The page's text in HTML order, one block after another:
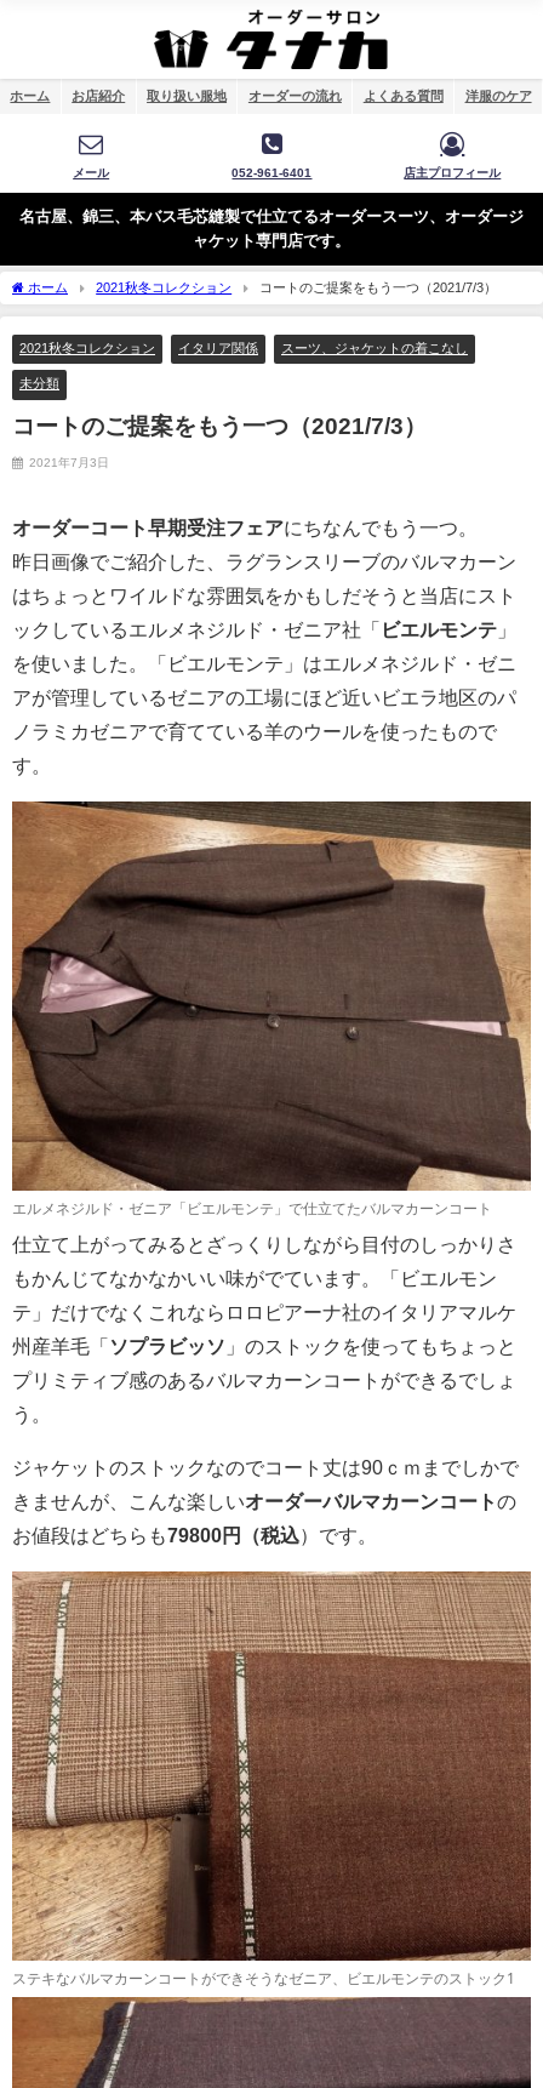
ホーム お店紹介 取り扱い服地 オーダーの流れ よくある質問 洋服のケア
メール 052-961-6401 店主プロフィール
名古屋、錦三、本バス毛芯縫製で仕立てるオーダースーツ、オーダージ
ャケット専門店です。
ホーム 2021秋冬コレクション コートのご提案をもう一つ（2021/7/3）
2021秋冬コレクション イタリア関係 スーツ、ジャケットの着こなし
未分類
コートのご提案をもう一つ（2021/7/3）
2021年7月3日
オーダーコート早期受注フェアにちなんでもう一つ。
昨日画像でご紹介した、ラグランスリーブのバルマカーン
はちょっとワイルドな雰囲気をかもしだそうと当店にスト
ックしているエルメネジルド・ゼニア社「 ビエルモンテ 」
を使いました。「ビエルモンテ」はエルメネジルド・ゼニ
アが管理しているゼニアの工場にほど近いビエラ地区のパ
ノラミカゼニアで育てている羊のウールを使ったもので
す。
エルメネジルド・ゼニア「ビエルモンテ」で仕立てたバルマカーンコート
仕立て上がってみるとざっくりしながら目付のしっかりさ
もかんじてなかなかいい味がでています。「ビエルモン
テ」だけでなくこれならロロピアーナ社のイタリアマルケ
州産羊毛「ソプラビッソ 」のストックを使ってもちょっと
プリミティブ感のあるバルマカーンコートができるでしょ
う。
ジャケットのストックなのでコート丈は90ｃｍまでしかで
きませんが、こんな楽しいオーダーバルマカーンコートの
お値段はどちらも79800円（税込）です。
ステキなバルマカーンコートができそうなゼニア、ビエルモンテのストック1